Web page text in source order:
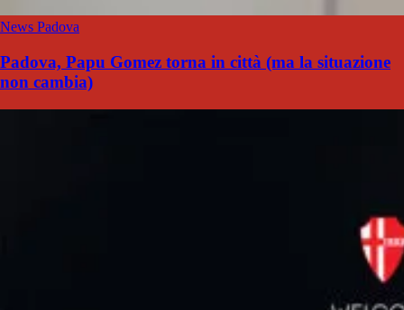
News Padova
Padova, Papu Gomez torna in città (ma la situazione
non cambia)